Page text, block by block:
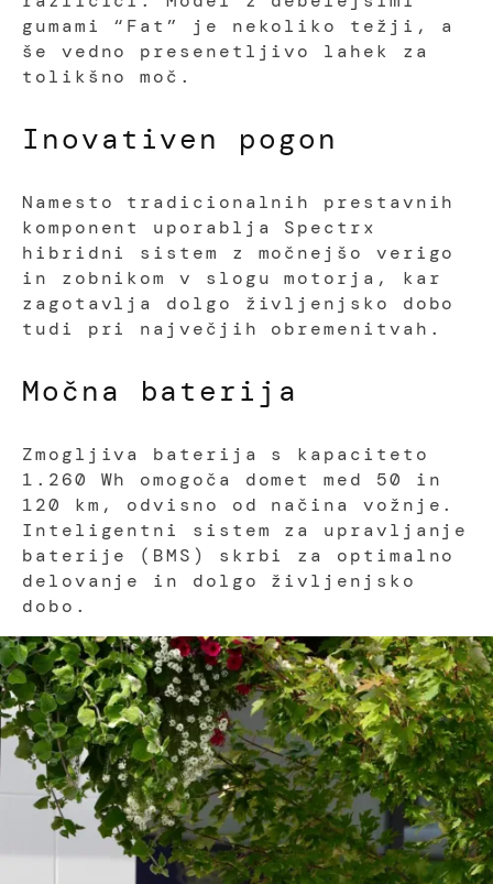
gumami “Fat” je nekoliko težji, a
še vedno presenetljivo lahek za
tolikšno moč.
Inovativen pogon
Namesto tradicionalnih prestavnih
komponent uporablja Spectrx
hibridni sistem z močnejšo verigo
in zobnikom v slogu motorja, kar
zagotavlja dolgo življenjsko dobo
tudi pri največjih obremenitvah.
Močna baterija
Zmogljiva baterija s kapaciteto
1.260 Wh omogoča domet med 50 in
120 km, odvisno od načina vožnje.
Inteligentni sistem za upravljanje
baterije (BMS) skrbi za optimalno
delovanje in dolgo življenjsko
dobo.